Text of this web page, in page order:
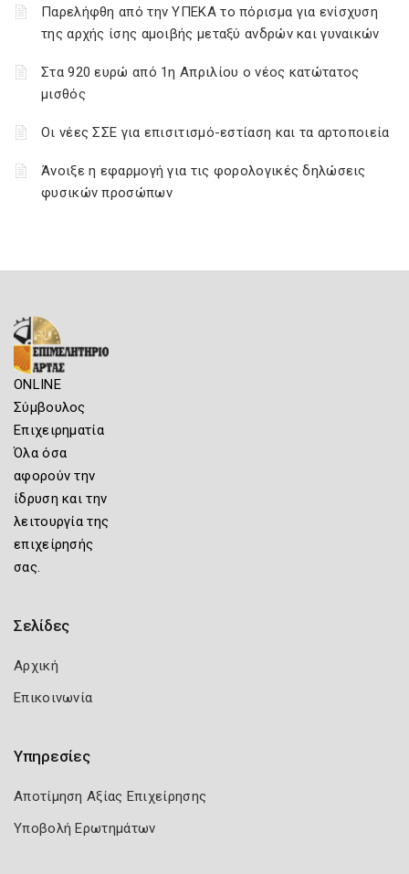
Παρελήφθη από την ΥΠΕΚΑ το πόρισμα για ενίσχυση
της αρχής ίσης αμοιβής μεταξύ ανδρών και γυναικών
Στα 920 ευρώ από 1η Απριλίου ο νέος κατώτατος
μισθός
Οι νέες ΣΣΕ για επισιτισμό-εστίαση και τα αρτοποιεία
Άνοιξε η εφαρμογή για τις φορολογικές δηλώσεις
φυσικών προσώπων
ONLINE
Σύμβουλος
Επιχειρηματία
Όλα όσα
αφορούν την
ίδρυση και την
λειτουργία της
επιχείρησής
σας.
Σελίδες
Αρχική
Επικοινωνία
Υπηρεσίες
Αποτίμηση Αξίας Επιχείρησης
Υποβολή Ερωτημάτων